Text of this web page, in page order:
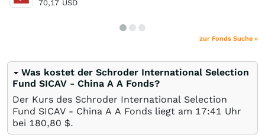
70,17 USD
zur Fonds Suche »
Was kostet der Schroder International Selection
Fund SICAV - China A A Fonds?
Der Kurs des Schroder International Selection
Fund SICAV - China A A Fonds liegt am 17:41 Uhr
bei 180,80 $.